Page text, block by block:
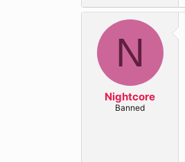
N
Nightcore
Banned